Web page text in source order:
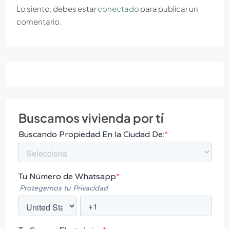
Lo siento, debes estarconectado para publicar un
comentario.
Buscamos vivienda por tí